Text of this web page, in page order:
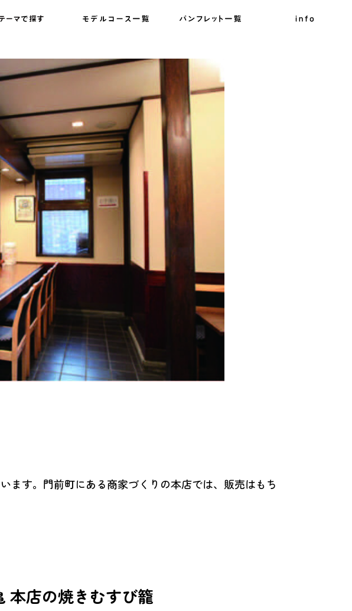
ます。門前町にある商家づくりの本店では、販売はもち
本店の焼きむすび籠